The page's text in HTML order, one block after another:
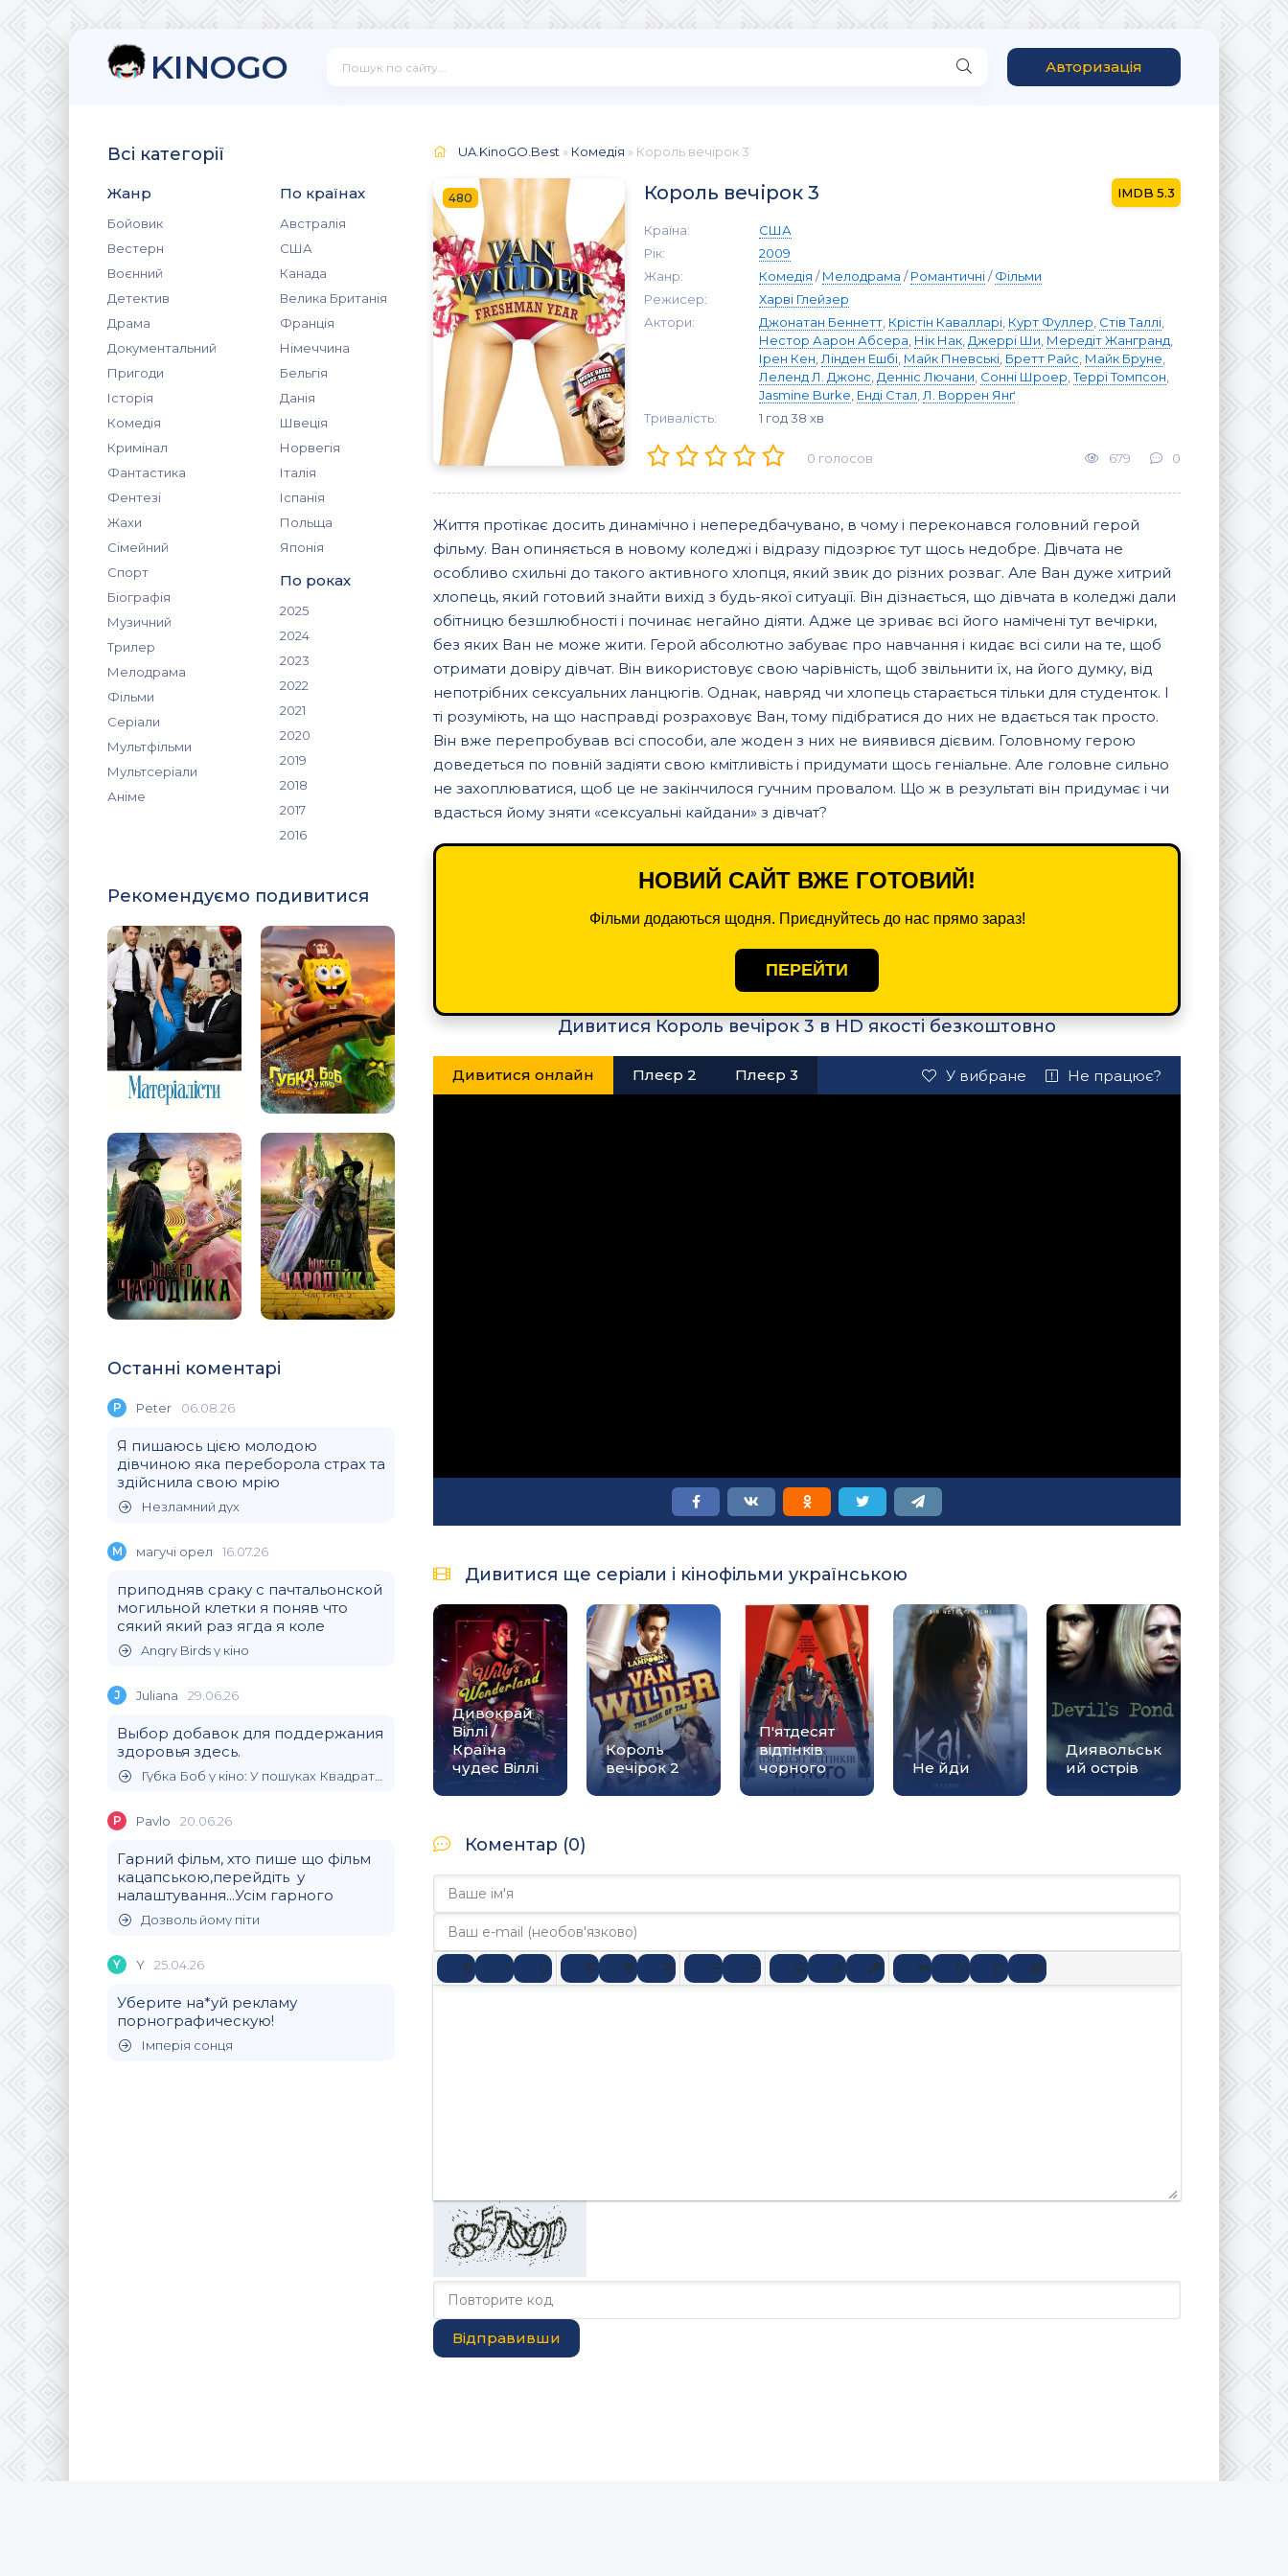
KINOGO Авторизація
Всі категорії
Жанр
Бойовик
Вестерн
Воєнний
Детектив
Драма
Документальний
Пригоди
Історія
Комедія
Кримінал
Фантастика
Фентезі
Жахи
Сімейний
Спорт
Біографія
Музичний
Трилер
Мелодрама
Фільми
Серіали
Мультфільми
Мультсеріали
Аніме
По країнах
Австралія
США
Канада
Велика Британія
Франція
Німеччина
Бельгія
Данія
Швеція
Норвегія
Італія
Іспанія
Польща
Японія
По роках
2025
2024
2023
2022
2021
2020
2019
2018
2017
2016
Рекомендуємо подивитися
Останні коментарі
P Peter 06.08.26
Я пишаюсь цією молодою
дівчиною яка переборола страх та
здійснила свою мрію
Незламний дух
М магучi орел 16.07.26
приподняв сраку с пачтальонской
могильной клетки я поняв что
сякий який раз ягда я коле
Angry Birds у кіно
J Juliana 29.06.26
Выбор добавок для поддержания
здоровья здесь.
Губка Боб у кіно: У пошуках Квадратних Штанів
P Pavlo 20.06.26
Гарний фільм, хто пише що фільм
кацапською,перейдіть у
налаштування...Усім гарного
Дозволь йому піти
Y Y 25.04.26
Уберите на*уй рекламу
порнографическую!
Імперія сонця
UA.KinoGO.Best » Комедія » Король вечірок 3
480 Король вечірок 3 5.3
Країна:
США
Рік:
2009
Жанр:
Комедія /Мелодрама /Романтичні/Фільми
Режисер:
Харві Глейзер
Актори:
Джонатан Беннетт Крістін Кавалларі Курт Фуллер Стів Таллі
Нестор Аарон Абсера Нік Нак Джеррі Ши Мередіт Жангранд
Ірен Кен Лінден Ешбі Майк Пневські Бретт Райс Майк Бруне
Леленд Л. Джонс Денніс Лючани Сонні Шроер ,Террі Томпсон
Jasmine Burke Енді Стал Л. Воррен Янґ
Тривалість:
1 год 38 хв
0 голосов 679 0
Життя протікає досить динамічно і непередбачувано, в чому і переконався головний герой
фільму. Ван опиняється в новому коледжі і відразу підозрює тут щось недобре. Дівчата не
особливо схильні до такого активного хлопця, який звик до різних розваг. Але Ван дуже хитрий
хлопець, який готовий знайти вихід з будь-якої ситуації. Він дізнається, що дівчата в коледжі дали
обітницю безшлюбності і починає негайно діяти. Адже це зриває всі його намічені тут вечірки,
без яких Ван не може жити. Герой абсолютно забуває про навчання і кидає всі сили на те, щоб
отримати довіру дівчат. Він використовує свою чарівність, щоб звільнити їх, на його думку, від
непотрібних сексуальних ланцюгів. Однак, навряд чи хлопець старається тільки для студенток. І
ті розуміють, на що насправді розраховує Ван, тому підібратися до них не вдається так просто.
Він вже перепробував всі способи, але жоден з них не виявився дієвим. Головному герою
доведеться по повній задіяти свою кмітливість і придумати щось геніальне. Але головне сильно
не захоплюватися, щоб це не закінчилося гучним провалом. Що ж в результаті він придумає і чи
вдасться йому зняти «сексуальні кайдани» з дівчат?
НОВИЙ САЙТ ВЖЕ ГОТОВИЙ!
Фільми додаються щодня. Приєднуйтесь до нас прямо зараз!
ПЕРЕЙТИ
Дивитися Король вечірок 3 в HD якості безкоштовно
Дивитися онлайн Плеєр 2 Плеєр 3 У вибране Не працює?
Дивитися ще серіали і кінофільми українською
Дивокрай
Віллі /
Країна
чудес Віллі
Король
вечірок 2
П'ятдесят
відтінків
чорного
Не йди
Диявольськ
ий острів
Коментар (0)
Відправивши